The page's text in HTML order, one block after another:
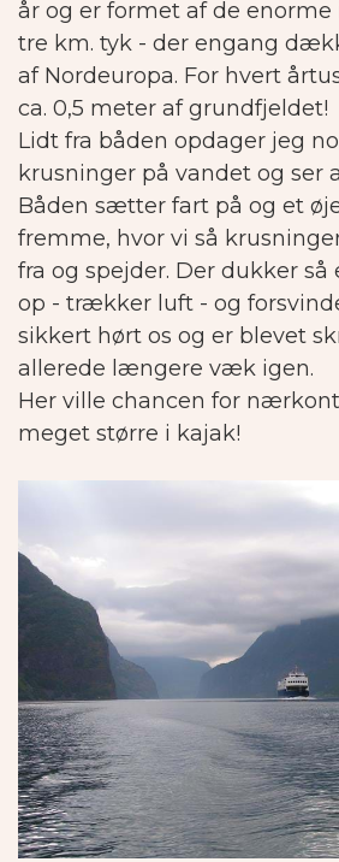
år og er formet af de enorme
tre km. tyk - der engang
af Nordeuropa. For hvert
ca. 0,5 meter af grundfjeldet!
Lidt fra båden opdager jeg
krusninger på vandet og ser
Båden sætter fart på og et
fremme, hvor vi så
fra og spejder. Der dukker så
op - trækker luft - og
sikkert hørt os og er blevet
allerede længere væk igen.
Her ville chancen for
meget større i kajak!